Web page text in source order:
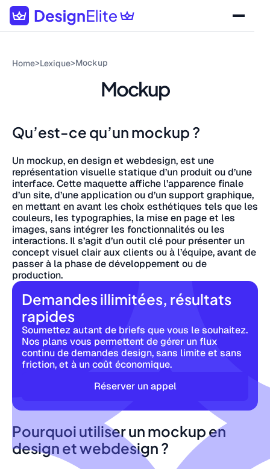
Home>Lexique>Mockup
Mockup
Qu’est-ce qu’un mockup ?
Un mockup, en design et webdesign, est une
représentation visuelle statique d’un produit ou d’une
interface. Cette maquette affiche l’apparence finale
d’un site, d’une application ou d’un support graphique,
en mettant en avant les choix esthétiques tels que les
couleurs, les typographies, la mise en page et les
images, sans intégrer les fonctionnalités ou les
interactions. Il s’agit d’un outil clé pour présenter un
concept visuel clair aux clients ou à l’équipe, avant de
passer à la phase de développement ou de
production.
Demandes illimitées, résultats
rapides
Soumettez autant de briefs que vous le souhaitez.
Nos plans vous permettent de gérer un flux
continu de demandes design, sans limite et sans
friction, et à un coût économique.
Réserver un appel
Pourquoi utiliser un mockup en
design et webdesign ?